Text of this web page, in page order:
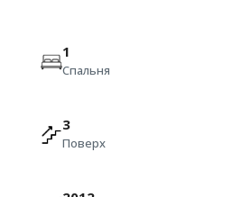
1
Спальня
3
Поверх